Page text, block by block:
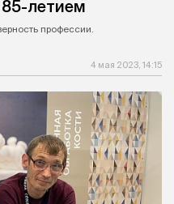
85-летием
профессии.
4 мая 2023, 14:15